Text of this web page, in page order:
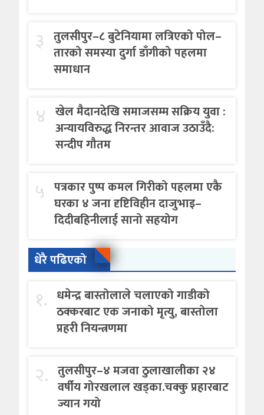
३ तुलसीपुर–८ बुटेनियामा लत्रिएको पोल–
तारको समस्या दुर्गा डाँगीको पहलमा
समाधान
४ खेल मैदानदेखि समाजसम्म सक्रिय युवा :
अन्यायविरुद्ध निरन्तर आवाज उठाउँदै:
सन्दीप गौतम
५ पत्रकार पुष्प कमल गिरीको पहलमा एकै
घरका ४ जना दृष्टिविहीन दाजुभाइ–
दिदीबहिनीलाई सानो सहयोग
धेरै पढिएको
१. धमेन्द्र बास्तोलाले चलाएको गाडीको
ठक्करबाट एक जनाको मृत्यु, बास्तोला
प्रहरी नियन्त्रणमा
२. तुलसीपुर–४ मजवा ठुलाखालीका २४
वर्षीय गोरखलाल खड्का.चक्कु प्रहारबाट
ज्यान गयो